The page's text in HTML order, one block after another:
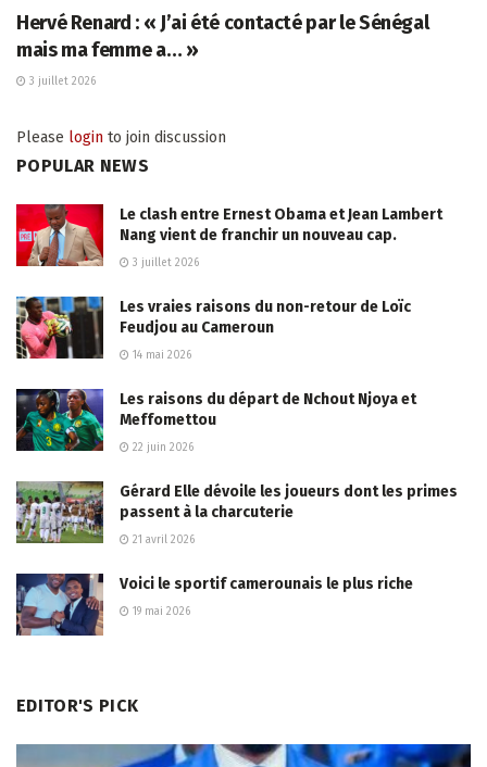
Hervé Renard : « J’ai été contacté par le Sénégal
mais ma femme a… »
3 juillet 2026
Please login to join discussion
POPULAR NEWS
Le clash entre Ernest Obama et Jean Lambert
Nang vient de franchir un nouveau cap.
3 juillet 2026
Les vraies raisons du non-retour de Loïc
Feudjou au Cameroun
14 mai 2026
Les raisons du départ de Nchout Njoya et
Meffomettou
22 juin 2026
Gérard Elle dévoile les joueurs dont les primes
passent à la charcuterie
21 avril 2026
Voici le sportif camerounais le plus riche
19 mai 2026
EDITOR'S PICK